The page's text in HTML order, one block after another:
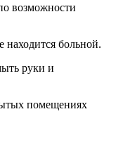
возможности
находится больной.
руки и
помещениях